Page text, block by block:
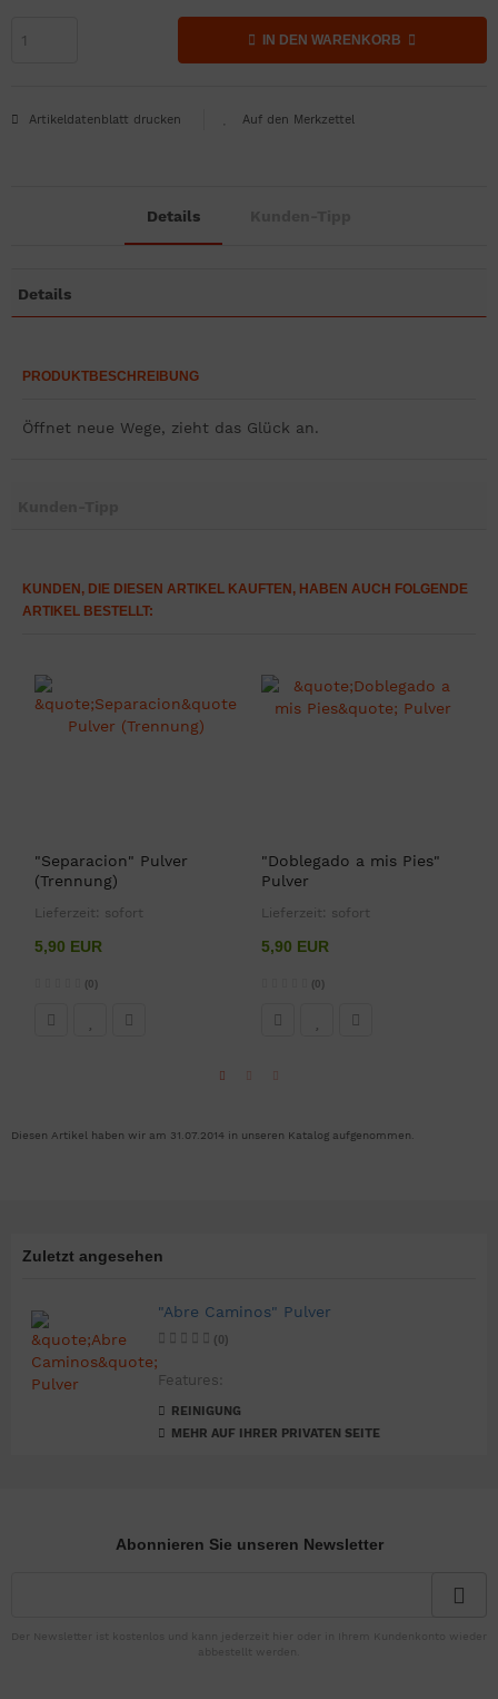
IN DEN WARENKORB
Artikeldatenblatt drucken
Details
Details
PRODUKTBESCHREIBUNG
Öffnet neue Wege, zieht das Glück an.
KUNDEN, DIE DIESEN ARTIKEL KAUFTEN, HABEN AUCH FOLGENDE
ARTIKEL BESTELLT:
"Separacion" Pulver
(Trennung)
Lieferzeit: sofort
5,90 EUR
(0)
"Doblegado a mis Pies"
Pulver
Lieferzeit: sofort
5,90 EUR
(0)
Diesen Artikel haben wir am 31.07.2014 in unseren Katalog aufgenommen.
Zuletzt angesehen
"Abre Caminos" Pulver
(0)
Features:
REINIGUNG
MEHR AUF IHRER PRIVATEN SEITE
Abonnieren Sie unseren Newsletter
Der Newsletter ist kostenlos und kann jederzeit hier oder in Ihrem Kundenkonto wieder
abbestellt werden.